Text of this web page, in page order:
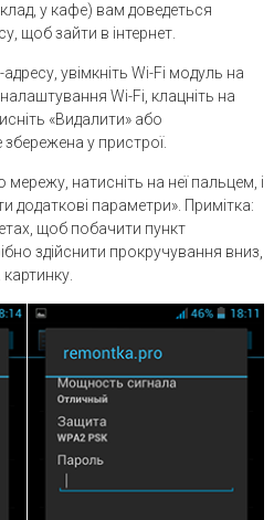
у кафе) вам доведеться
щоб зайти в інтернет.
увімкніть Wi-Fi модуль на
Wi-Fi, клацніть на
«Видалити» або
у пристрої.
натисніть на неї пальцем, і
додаткові параметри». Примітка:
щоб побачити пункт
здійснити прокручування вниз,